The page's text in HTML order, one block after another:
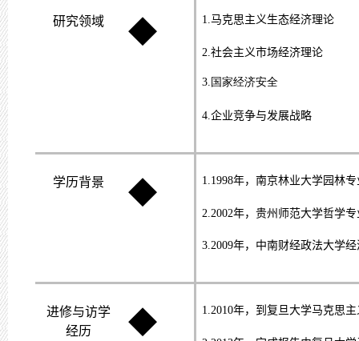
研究领域 ◆ 1. 马克思主义生态经济理论
2. 社会主义市场经济理论
3.国家经济安全
4.企业竞争与发展战略
学历背景 ◆ 1.1998年，南京林业大学园林
2.2002年，贵州师范大学哲学
3.2009年，中南财经政法大学
进修与访学
经历
◆ 1.2010年，到复旦大学马克思